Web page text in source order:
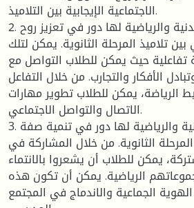
الاجتماعية الإيجابية بين التلاميذ.
2. لحصة التربية البدنية والرياضية لها دور في تعزيز روح
بين تلاميذ المرحلة الثانوية. يمكن لتلك
تفاعلية حيث يمكن للطلاب التواصل مع
الأفكار والتجارب. من خلال التفاعل
الرياضة، يمكن للطلاب تطوير مهارات
الاتصال والتواصل الاجتماعي.
3. لحصة التربية البدنية والرياضية لها دور في تنمية صفة
المرحلة الثانوية. من خلال المشاركة في
يمكن للطلاب أن يشعروا بالانتماء
الرياضية. يمكن أن تكون هذه
الهوية الجماعية والاندماج في المجتمع